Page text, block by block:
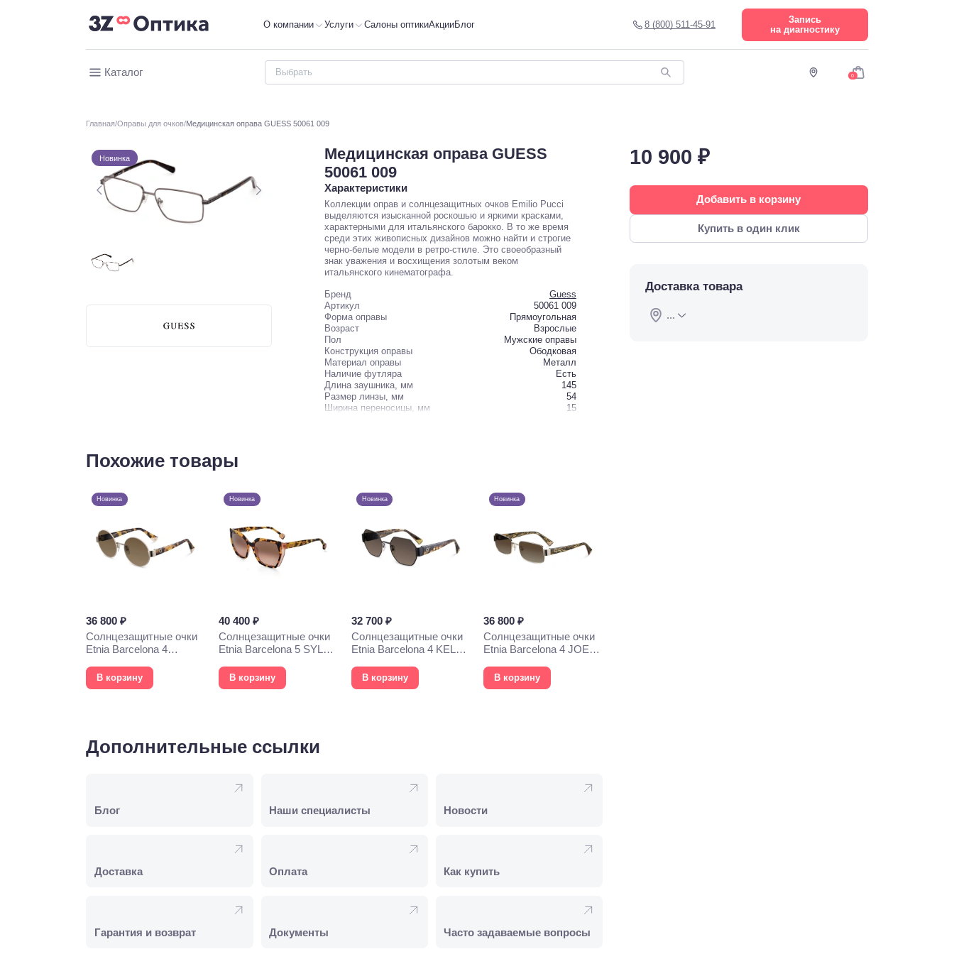
О компании Услуги Салоны оптикиАкцииБлог 8 (800) 511-45-91
Запись
на диагностику
Каталог 0
Главная Оправы для очков Медицинская оправа GUESS 50061 009
Новинка
Медицинская оправа GUESS
50061 009
Характеристики
Коллекции оправ и солнцезащитных очков Emilio Pucci
выделяются изысканной роскошью и яркими красками,
характерными для итальянского барокко. В то же время
среди этих живописных дизайнов можно найти и строгие
черно-белые модели в ретро-стиле. Это своеобразный
знак уважения и восхищения золотым веком
итальянского кинематографа.
Бренд
Guess
Артикул
50061 009
Форма оправы
Прямоугольная
Возраст
Взрослые
Пол
Мужские оправы
Конструкция оправы
Ободковая
Материал оправы
Металл
Наличие футляра
Есть
Длина заушника, мм
145
Размер линзы, мм
54
Ширина переносицы, мм
15
10 900 ₽
Добавить в корзину
Купить в один клик
Доставка товара
...
Похожие товары
Новинка
36 800 ₽
Солнцезащитные очки
Etnia Barcelona 4
В корзину
Новинка
40 400 ₽
Солнцезащитные очки
Etnia Barcelona 5 SYLYS
В корзину
Новинка
32 700 ₽
Солнцезащитные очки
Etnia Barcelona 4 KELLY
В корзину
Новинка
36 800 ₽
Солнцезащитные очки
Etnia Barcelona 4 JOEY
В корзину
Дополнительные ссылки
Блог Наши специалисты Новости
Доставка Оплата Как купить
Гарантия и возврат Документы Часто задаваемые вопросы